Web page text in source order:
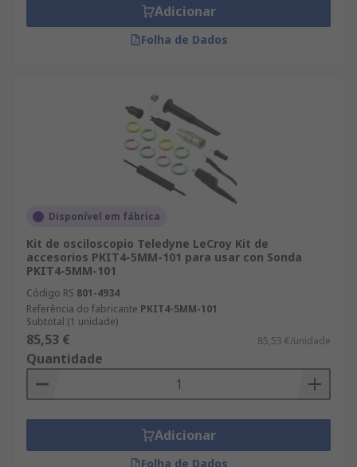
Adicionar
Folha de Dados
Disponível em fábrica
Kit de osciloscopio Teledyne LeCroy Kit de
accesorios PKIT4-5MM-101 para usar con Sonda
PKIT4-5MM-101
Código RS 801-4934
Referência do fabricante PKIT4-5MM-101
Subtotal (1 unidade)
85,53 € 85,53 €/unidade
Quantidade
Adicionar
Folha de Dados